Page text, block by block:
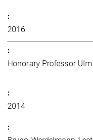
2016
Honorary Professor
2014